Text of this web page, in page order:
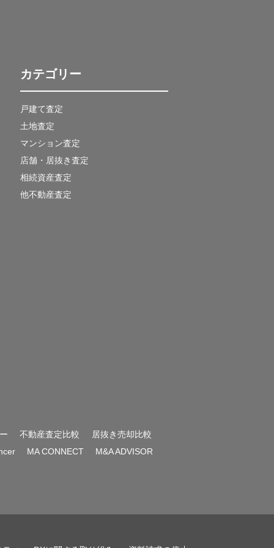
カテゴリー
戸建て査定
土地査定
マンション査定
店舗・居抜き査定
相続資産査定
他不動産査定
不動産査定比較
居抜き売却比較
MA CONNECT M&A ADVISOR